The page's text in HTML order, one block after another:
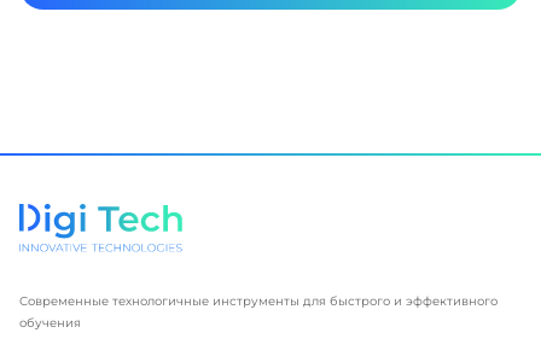
Современные технологичные инструменты для быстрого и эффективного
обучения